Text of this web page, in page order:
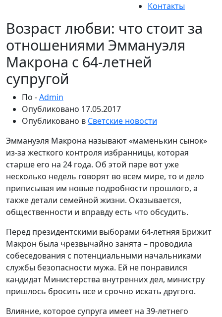
Контакты
Возраст любви: что стоит за
отношениями Эммануэля
Макрона с 64-летней
супругой
По -Admin
Опубликовано 17.05.2017
Опубликовано в Светские новости
Эммануэля Макрона называют «маменькин сынок»
из-за жесткого контроля избранницы, которая
старше его на 24 года. Об этой паре вот уже
несколько недель говорят во всем мире, то и дело
приписывая им новые подробности прошлого, а
также детали семейной жизни. Оказывается,
общественности и вправду есть что обсудить.
Перед президентскими выборами 64-летняя Брижит
Макрон была чрезвычайно занята – проводила
собеседования с потенциальными начальниками
службы безопасности мужа. Ей не понравился
кандидат Министерства внутренних дел, министру
пришлось бросить все и срочно искать другого.
Влияние, которое супруга имеет на 39-летнего